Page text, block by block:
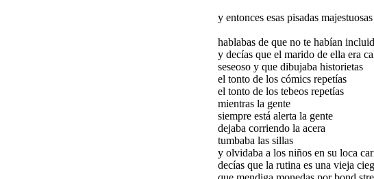
y entonces esas pisadas majestuosas
hablabas de que no te habían
y decías que el marido de ella era
seseoso y que dibujaba historietas
el tonto de los cómics repetías
el tonto de los tebeos repetías
mientras la gente
siempre está alerta la gente
dejaba corriendo la acera
tumbaba las sillas
y olvidaba a los niños en su loca
decías que la rutina es una vieja